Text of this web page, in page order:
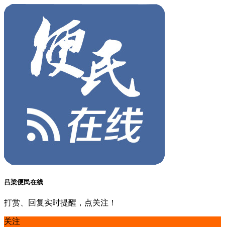
吕梁便民在线
打赏、回复实时提醒，点关注！
关注